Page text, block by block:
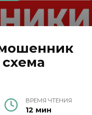
ВРЕМЯ ЧТЕНИЯ
12 мин